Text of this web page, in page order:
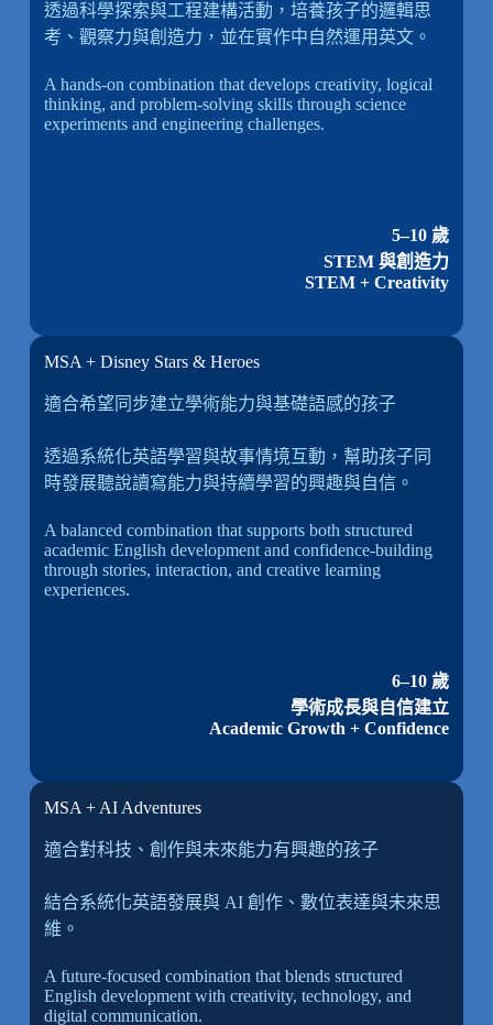
透過科學探索與工程建構活動，培養孩子的邏輯思
考、觀察力與創造力，並在實作中自然運用英文。
A hands-on combination that develops creativity, logical
thinking, and problem-solving skills through science
experiments and engineering challenges.
5–10 歲
STEM 與創造力
STEM + Creativity
MSA + Disney Stars & Heroes
適合希望同步建立學術能力與基礎語感的孩子
透過系統化英語學習與故事情境互動，幫助孩子同
時發展聽說讀寫能力與持續學習的興趣與自信。
A balanced combination that supports both structured
academic English development and confidence-building
through stories, interaction, and creative learning
experiences.
6–10 歲
學術成長與自信建立
Academic Growth + Confidence
MSA + AI Adventures
適合對科技、創作與未來能力有興趣的孩子
結合系統化英語發展與 AI 創作、數位表達與未來思
維。
A future-focused combination that blends structured
English development with creativity, technology, and
digital communication.